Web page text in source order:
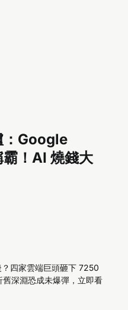
：Google
！AI 燒錢大
四家雲端巨頭砸下 7250
深淵恐成未爆彈，立即看